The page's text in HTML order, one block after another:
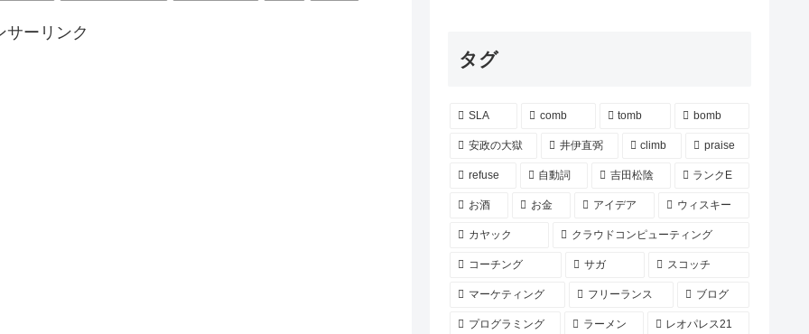
サーリンク
タグ
SLA comb tomb bomb
安政の大獄 井伊直弼 climb praise
refuse 自動詞 吉田松陰 ランクE
お酒 お金 アイデア ウィスキー
カヤック クラウドコンピューティング
コーチング サガ スコッチ
マーケティング フリーランス ブログ
プログラミング ラーメン レオパレス21